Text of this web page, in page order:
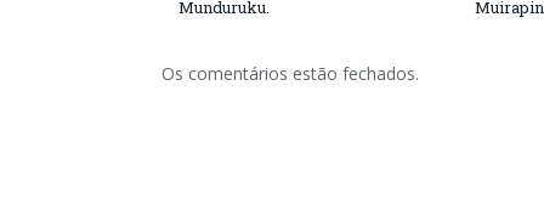
Munduruku.
Os comentários estão fechados.